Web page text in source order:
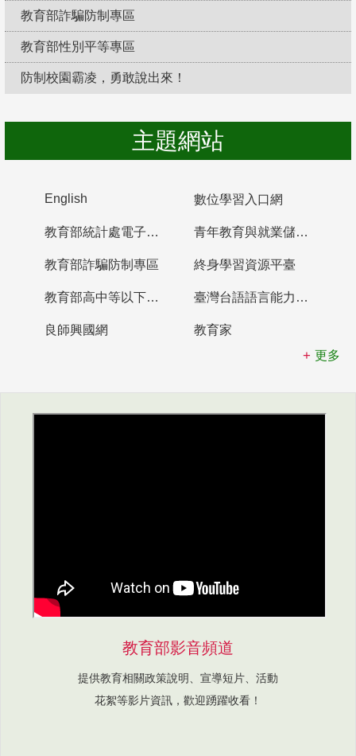
教育部詐騙防制專區
教育部性別平等專區
防制校園霸凌，勇敢說出來！
主題網站
English 數位學習入口網
教育部統計處電子書櫃 青年教育與就業儲蓄帳戶
教育部詐騙防制專區 終身學習資源平臺
教育部高中等以下學校及幼兒園教師資格檢定考試 臺灣台語語言能力認證網站
良師興國網
教育家
更多
教育部影音頻道
提供教育相關政策說明、宣導短片、活動
花絮等影片資訊，歡迎踴躍收看！